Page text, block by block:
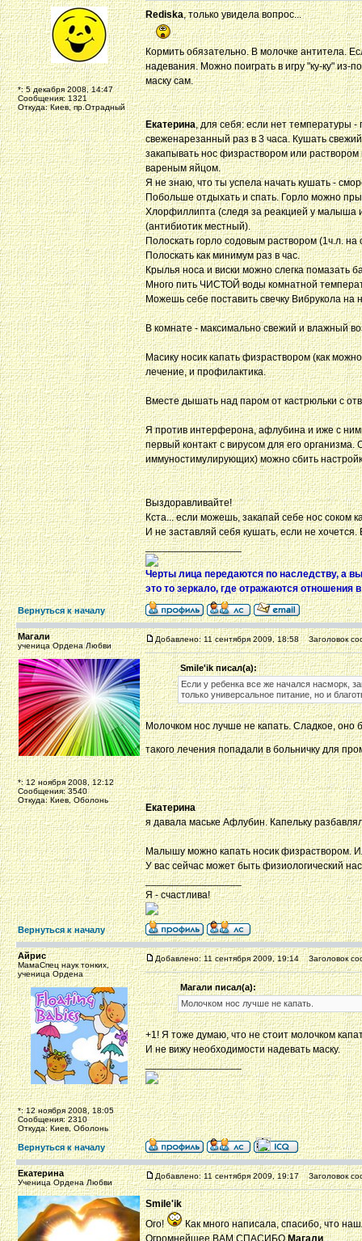
*: 5 декабря 2008, 14:47
Сообщения: 1321
Откуда: Киев, пр.Отрадный
Rediska, только увидела вопрос...
Кормить обязательно. В молочке антитела.
надевания. Можно поиграть в игру "ку-ку" из-
маску сам.
Екатерина, для себя: если нет температуры -
свеженарезанный раз в 3 часа. Кушать
закапывать нос физраствором или
вареным яйцом.
Я не знаю, что ты успела начать кушать -
Побольше отдыхать и спать. Горло можно
Хлорфиллипта (следя за реакцией у малыша
(антибиотик местный).
Полоскать горло содовым раствором (1ч.л.
Полоскать как минимум раз в час.
Крылья носа и виски можно слегка помазать
Много пить ЧИСТОЙ воды комнатной
Можешь себе поставить свечку Вибрукола на
В комнате - максимально свежий и влажный
Масику носик капать физраствором (как
лечение, и профилактика.
Вместе дышать над паром от кастрюльки с
Я против интерферона, афлубина и иже с
первый контакт с вирусом для его
иммуностимулирующих) можно сбить
Выздоравливайте!
Кста... если можешь, закапай себе нос соком
И не заставляй себя кушать, если не
_________________
Черты лица передаются по наследству, а
это то зеркало, где отражаются отношения
Вернуться к началу
Магали
ученица Ордена Любви
*: 12 ноября 2008, 12:12
Сообщения: 3540
Откуда: Киев, Оболонь
Добавлено: 11 сентября 2009, 18:58 Заголовок
Smile'ik писал(а):
Если у ребенка все же начался насморк,
только универсальное питание, но и
Молочком нос лучше не капать. Сладкое, оно
такого лечения попадали в больничку для
Екатерина
я давала маське Афлубин. Капельку
Малышу можно капать носик физраствором.
У вас сейчас может быть физиологический
_________________
Я - счастлива!
Вернуться к началу
Айрис
МамаСпец наук тонких,
ученица Ордена
*: 12 ноября 2008, 18:05
Сообщения: 2310
Откуда: Киев, Оболонь
Добавлено: 11 сентября 2009, 19:14 Заголовок
Магали писал(а):
Молочком нос лучше не капать.
+1! Я тоже думаю, что не стоит молочком
И не вижу необходимости надевать маску.
_________________
Вернуться к началу
Екатерина
Ученица Ордена Любви
Добавлено: 11 сентября 2009, 19:17 Заголовок
Smile'ik
Ого!
Как много написала, спасибо, что
Огромнейшее ВАМ СПАСИБОМагали,